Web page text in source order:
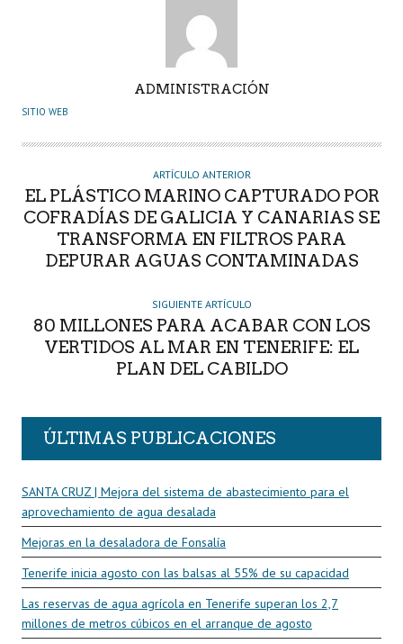
U
O
ADMINISTRACIÓN
SITIO WEB
ARTÍCULO ANTERIOR
EL PLÁSTICO MARINO CAPTURADO POR
COFRADÍAS DE GALICIA Y CANARIAS SE
TRANSFORMA EN FILTROS PARA
DEPURAR AGUAS CONTAMINADAS
SIGUIENTE ARTÍCULO
80 MILLONES PARA ACABAR CON LOS
VERTIDOS AL MAR EN TENERIFE: EL
PLAN DEL CABILDO
ÚLTIMAS PUBLICACIONES
SANTA CRUZ | Mejora del sistema de abastecimiento para el
aprovechamiento de agua desalada
Mejoras en la desaladora de Fonsalía
Tenerife inicia agosto con las balsas al 55% de su capacidad
Las reservas de agua agrícola en Tenerife superan los 2,7
millones de metros cúbicos en el arranque de agosto